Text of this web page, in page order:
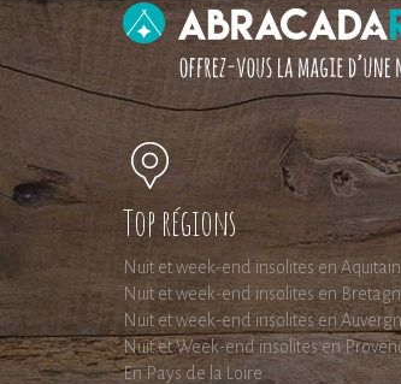
Top régions
Nuit et week-end insolites en
Nuit et week-end insolites en
Nuit et week-end insolites en
Nuit et Week-end insolites en
En Pays de la Loire